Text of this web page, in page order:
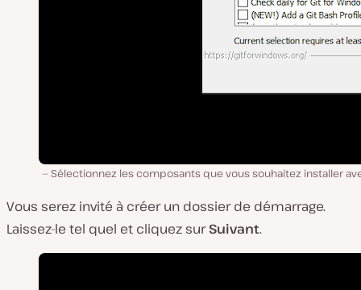
Sélectionnez les composants que vous souhaitez installer
Vous serez invité à créer un dossier de démarrage.
Laissez-le tel quel et cliquez surSuivant.